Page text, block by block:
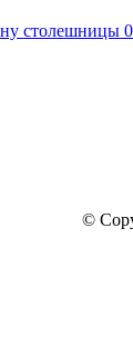
столешницы
©